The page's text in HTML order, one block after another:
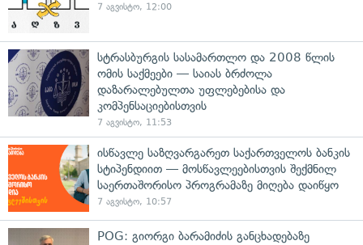
7 აგვისტო, 12:00
სტრასბურგის სასამართლო და 2008 წლის
ომის საქმეები — საიას ბრძოლა
დაზარალებულთა უფლებებისა და
კომპენსაციებისთვის
7 აგვისტო, 11:53
ისწავლე საზღვარგარეთ საქართველოს ბანკის
სტიპენდიით — მოსწავლეებისთვის შექმნილ
საერთაშორისო პროგრამაზე მიღება დაიწყო
7 აგვისტო, 10:57
POG: გიორგი ბარამიძის განცხადებაზე